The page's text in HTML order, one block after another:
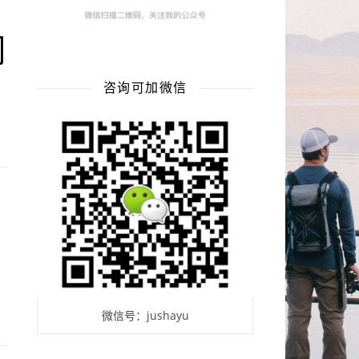
咨询可加微信
微信号：jushayu